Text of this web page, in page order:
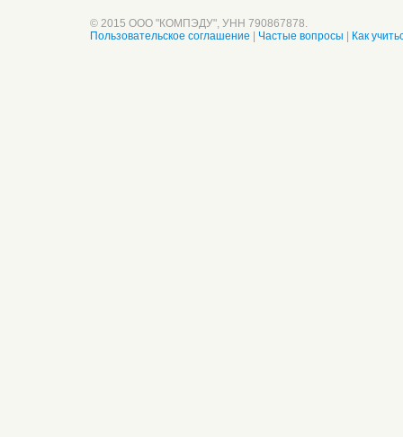
© 2015 ООО "КОМПЭДУ", УНН 790867878.
Пользовательское соглашение
Частые вопросы Как